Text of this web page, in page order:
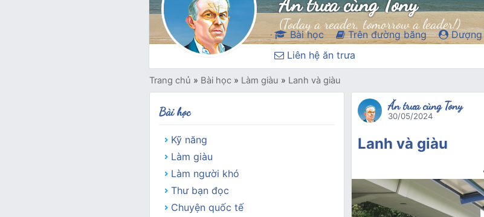
(Today a reader, tomorrow a leader!)
Bài học Trên đường băng Dượng
Liên hệ ăn trưa
Trang chủ » Bài học» Làm giàu » Lanh và giàu
Ăn trưa cùng Tony
30/05/2024
Lanh và giàu
Bài học
Kỹ năng
Làm giàu
Làm người khó
Thư bạn đọc
Chuyện quốc tế